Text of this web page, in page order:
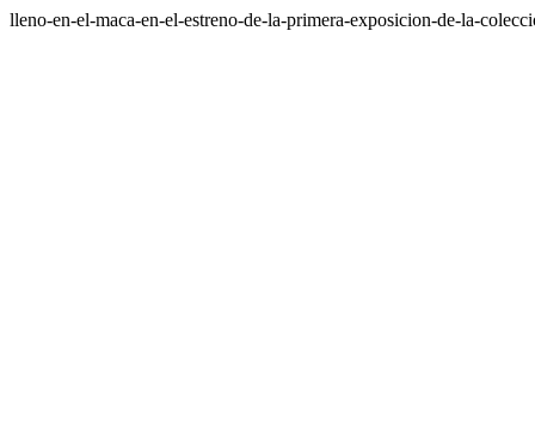
lleno-en-el-maca-en-el-estreno-de-la-primera-exposicion-de-la-